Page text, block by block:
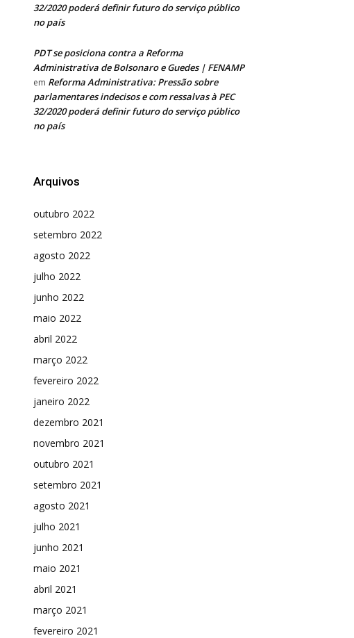
32/2020 poderá definir futuro do serviço público
no país
PDT se posiciona contra a Reforma
Administrativa de Bolsonaro e Guedes | FENAMP
em Reforma Administrativa: Pressão sobre
parlamentares indecisos e com ressalvas à PEC
32/2020 poderá definir futuro do serviço público
no país
Arquivos
outubro 2022
setembro 2022
agosto 2022
julho 2022
junho 2022
maio 2022
abril 2022
março 2022
fevereiro 2022
janeiro 2022
dezembro 2021
novembro 2021
outubro 2021
setembro 2021
agosto 2021
julho 2021
junho 2021
maio 2021
abril 2021
março 2021
fevereiro 2021